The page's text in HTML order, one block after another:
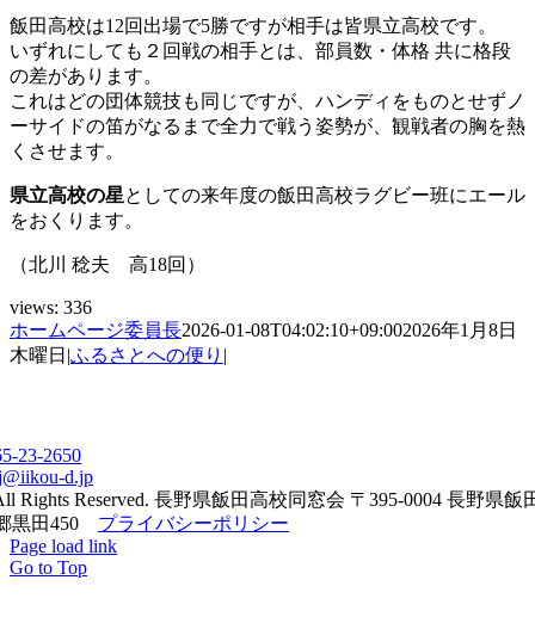
飯田高校は12回出場で5勝ですが相手は皆県立高校です。
いずれにしても２回戦の相手とは、部員数・体格 共に格段
の差があります。
これはどの団体競技も同じですが、ハンディをものとせずノ
ーサイドの笛がなるまで全力で戦う姿勢が、観戦者の胸を熱
くさせます。
県立高校の星としての来年度の飯田高校ラグビー班にエール
をおくります。
（北川 稔夫 高18回）
views: 336
ホームページ委員長2026-01-08T04:02:10+09:002026年1月8日
木曜日 |ふるさとへの便り |
23-2650
d.jp
Rights Reserved. 長野県飯田高校同窓会 〒395-0004 長野県飯
黒田450 プライバシーポリシー
Page load link
Go to Top